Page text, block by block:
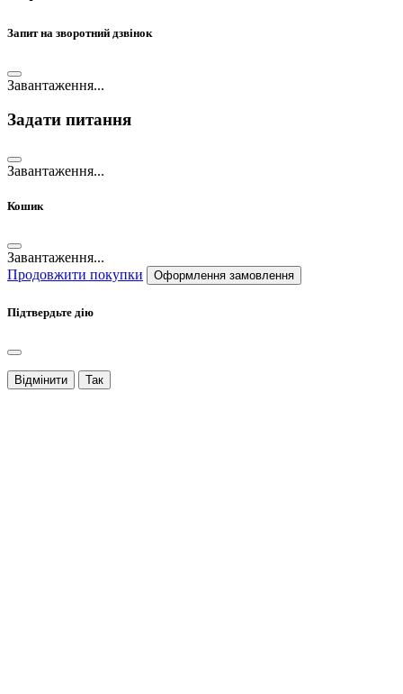
Запит на зворотний дзвінок
Завантаження...
Задати питання
Завантаження...
Кошик
Завантаження...
Продовжити покупки
Оформлення замовлення
Підтвердьте дію
Відмінити Так